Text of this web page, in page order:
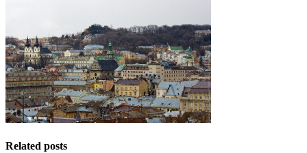
Related posts